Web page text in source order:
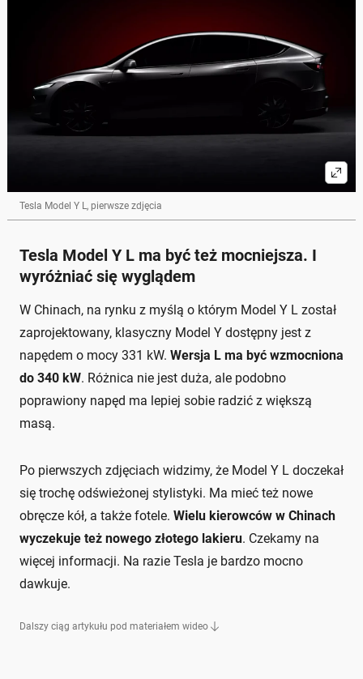
Tesla Model Y L, pierwsze zdjęcia
Tesla Model Y L ma być też mocniejsza. I
wyróżniać się wyglądem
W Chinach, na rynku z myślą o którym Model Y L został
zaprojektowany, klasyczny Model Y dostępny jest z
napędem o mocy 331 kW. Wersja L ma być wzmocniona
do 340 kW. Różnica nie jest duża, ale podobno
poprawiony napęd ma lepiej sobie radzić z większą
masą.
Po pierwszych zdjęciach widzimy, że Model Y L doczekał
się trochę odświeżonej stylistyki. Ma mieć też nowe
obręcze kół, a także fotele. Wielu kierowców w Chinach
wyczekuje też nowego złotego lakieru. Czekamy na
więcej informacji. Na razie Tesla je bardzo mocno
dawkuje.
Dalszy ciąg artykułu pod materiałem wideo